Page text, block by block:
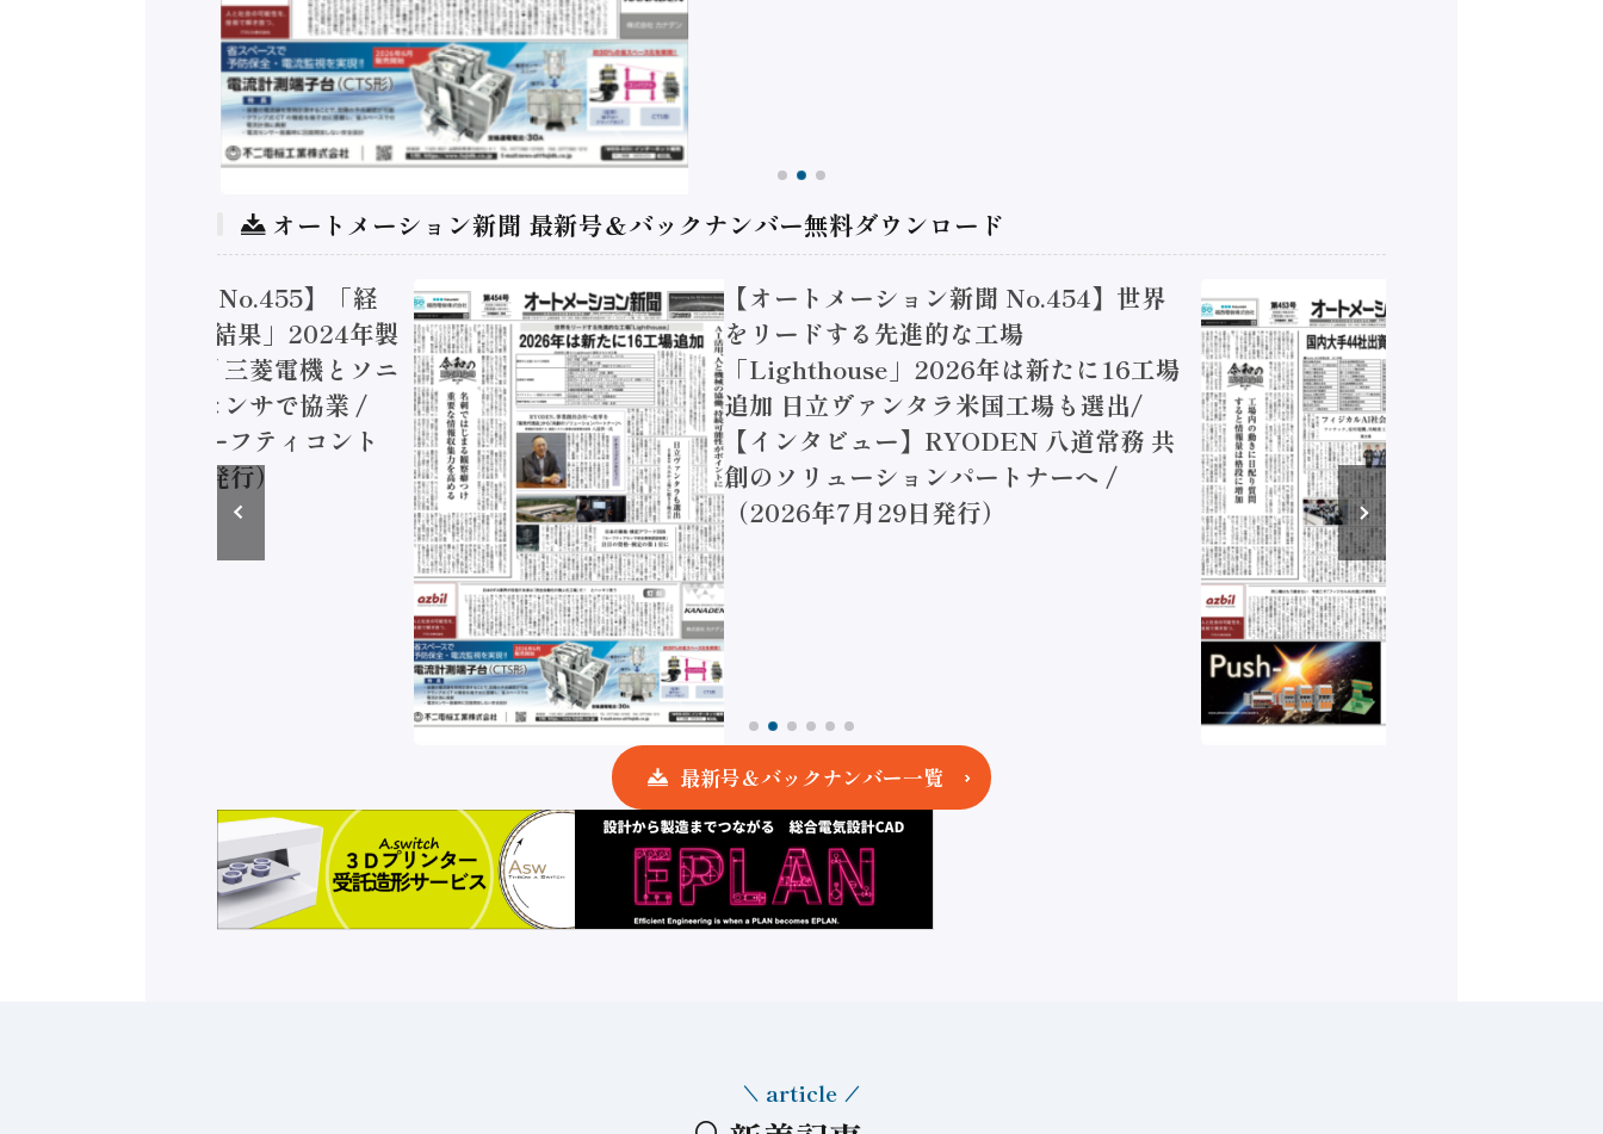
オートメーション新聞 最新号＆バックナンバー無料ダウンロード
トメーション新聞 No.455】「経
実態調査二次集計結果」2024年製
加価値額86兆円 / 三菱電機とソニ
コン AIビジョンセンサで協業 /
安全に動かすセーフティコント
（2026年8月5日発行）
【オートメーション新聞 No.454】世界
をリードする先進的な工場
「Lighthouse」2026年は新たに16工場
追加 日立ヴァンタラ米国工場も選出/
【インタビュー】RYODEN 八道常務 共
創のソリューションパートナーへ /
（2026年7月29日発行）
最新号＆バックナンバー一覧
article